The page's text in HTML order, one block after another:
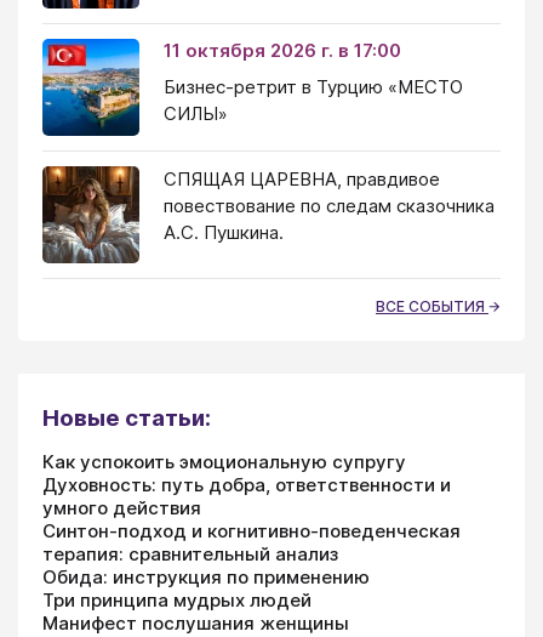
11 октября 2026 г. в 17:00
Бизнес-ретрит в Турцию «МЕСТО
СИЛЫ»
СПЯЩАЯ ЦАРЕВНА, правдивое
повествование по следам сказочника
А.С. Пушкина.
ВСЕ СОБЫТИЯ
Новые статьи:
Как успокоить эмоциональную супругу
Духовность: путь добра, ответственности и
умного действия
Синтон-подход и когнитивно-поведенческая
терапия: сравнительный анализ
Обида: инструкция по применению
Три принципа мудрых людей
Манифест послушания женщины